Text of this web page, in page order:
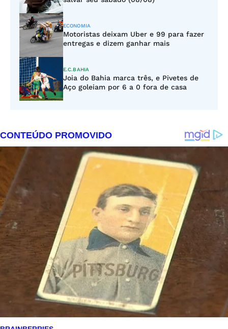
ECONOMIA
Motoristas deixam Uber e 99 para fazer
entregas e dizem ganhar mais
E.C.BAHIA
Joia do Bahia marca três, e Pivetes de
Aço goleiam por 6 a 0 fora de casa